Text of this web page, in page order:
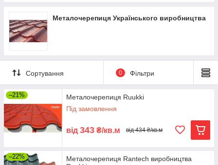
Металочерепиця Українського виробництва
Сортування 0 Фільтри
–21%
Металочерепиця Ruukki
Під замовлення
від 343 ₴/кв.м від 434 ₴/кв.м
–22%
Металочерепиця Rantech виробництва